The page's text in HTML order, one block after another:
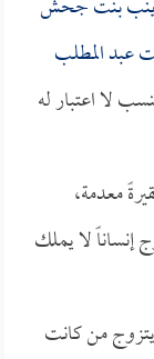
عبد المطلب
لا اعتبار له
معدمة،
إنساناً لا يملك
من كانت